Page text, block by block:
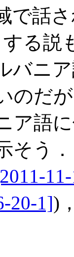
で話
る説
ニ
のだ
ア語
そう
20-1])